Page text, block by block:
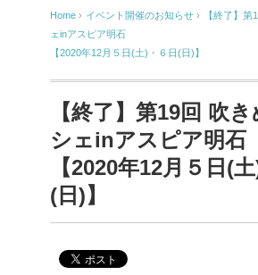
Home › イベント開催のお知らせ ›
【終了】
ェinアスピア明石
【2020年12月５日(土)・６日(日)】
【終了】第19回 吹
シェinアスピア明石
【2020年12月５日(
(日)】